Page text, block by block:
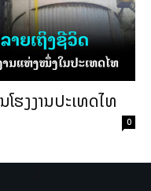
ຮງງານປະເທດໄທ
0